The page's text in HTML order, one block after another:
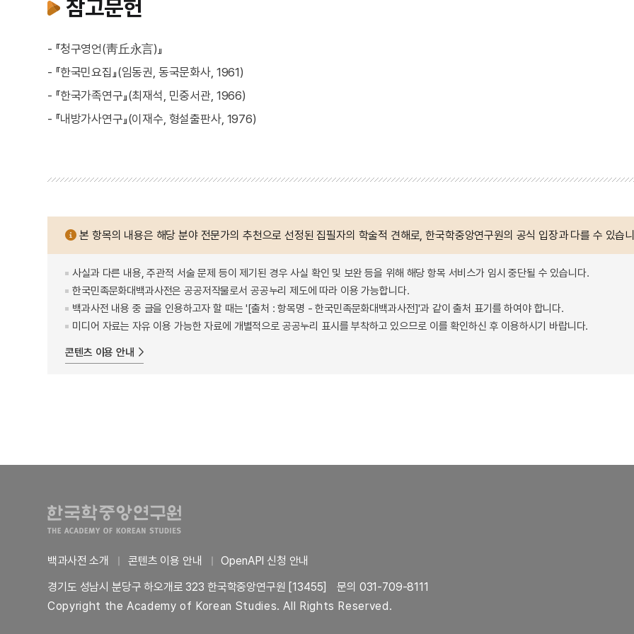
참고문헌
- 『청구영언(靑丘永言)』
- 『한국민요집』(임동권, 동국문화사, 1961)
- 『한국가족연구』(최재석, 민중서관, 1966)
- 『내방가사연구』(이재수, 형설출판사, 1976)
본 항목의 내용은 해당 분야 전문가의 추천으로 선정된 집필자의 학술적 견해로, 한국학중앙연구원의 공식 입장과 다를 수 있습
사실과 다른 내용, 주관적 서술 문제 등이 제기된 경우 사실 확인 및 보완 등을 위해 해당 항목 서비스가 임시 중단될 수 있습니다.
한국민족문화대백과사전은 공공저작물로서 공공누리 제도에 따라 이용 가능합니다.
백과사전 내용 중 글을 인용하고자 할 때는 '[출처 : 항목명 - 한국민족문화대백과사전]'과 같이 출처 표기를 하여야 합니다.
미디어 자료는 자유 이용 가능한 자료에 개별적으로 공공누리 표시를 부착하고 있으므로 이를 확인하신 후 이용하시기 바랍니다.
콘텐츠 이용 안내
백과사전 소개 콘텐츠 이용 안내
OpenAPI 신청 안내
경기도 성남시 분당구 하오개로 323 한국학중앙연구원 [13455]
문의 031-709-8111
Copyright the Academy of Korean Studies. All Rights Reserved.